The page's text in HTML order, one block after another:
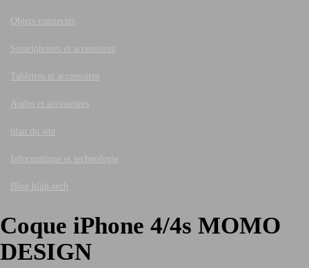
Objets connectés
Smartphones et accessoires
Tablettes et accessoires
Audio et accessoires
plan du site
Informatique et technologie
Blog high-tech
Coque iPhone 4/4s MOMO
DESIGN